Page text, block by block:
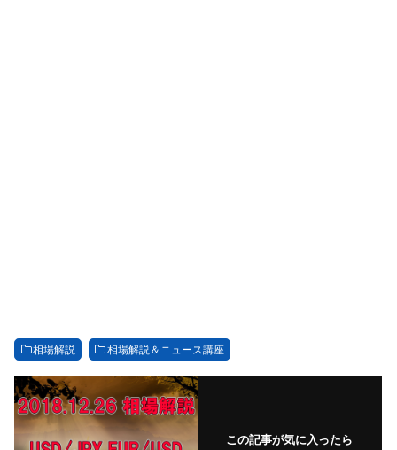
相場解説 相場解説＆ニュース講座
この記事が気に入ったら